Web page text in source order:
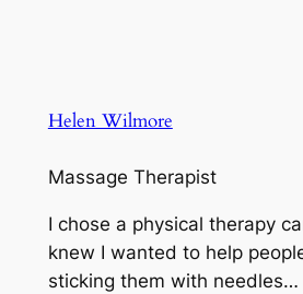
Helen Wilmore
Massage Therapist
I chose a physical therapy
knew I wanted to help
sticking them with needles…